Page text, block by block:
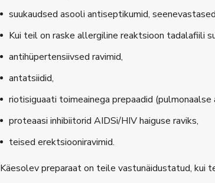
suukaudsed asooli antiseptikumid,
Kui teil on raske allergiline reaktsioon tadalafiili
antihüpertensiivsed ravimid,
antatsiidid,
riotisiguaati toimeainega prepaadid
proteaasi inhibiitorid AIDSi/HIV haiguse raviks,
teised erektsiooniravimid.
Käesolev preparaat on teile vastunäidustatud, kui